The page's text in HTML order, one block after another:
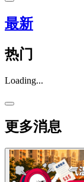
最新
热门
Loading...
更多消息